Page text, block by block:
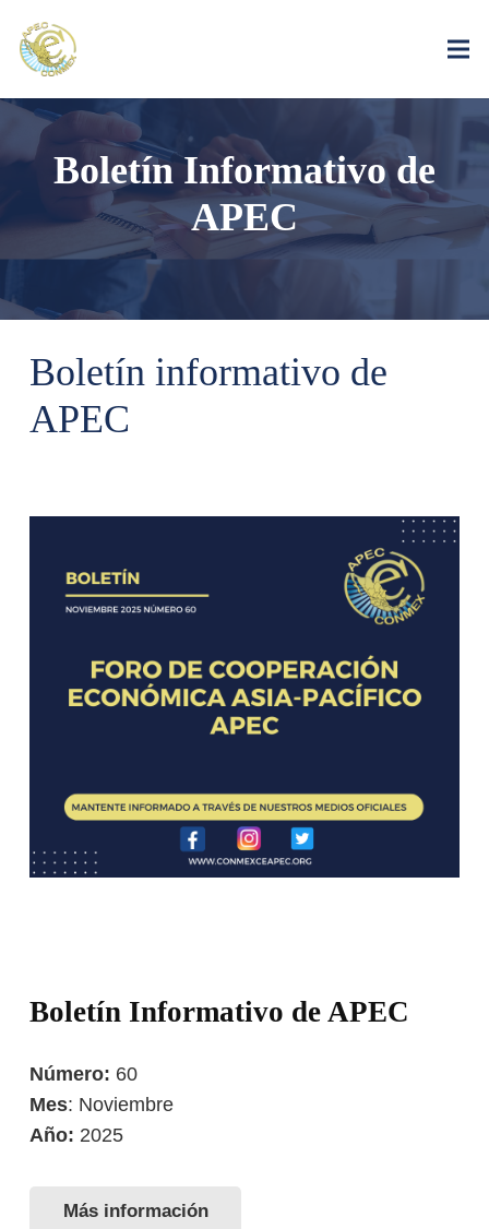
Boletín Informativo de
APEC
Boletín informativo de
APEC
Boletín Informativo de APEC
Número: 60
Mes: Noviembre
Año: 2025
Más información